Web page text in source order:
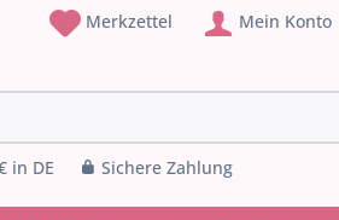
Merkzettel Mein Konto
in DE Sichere Zahlung